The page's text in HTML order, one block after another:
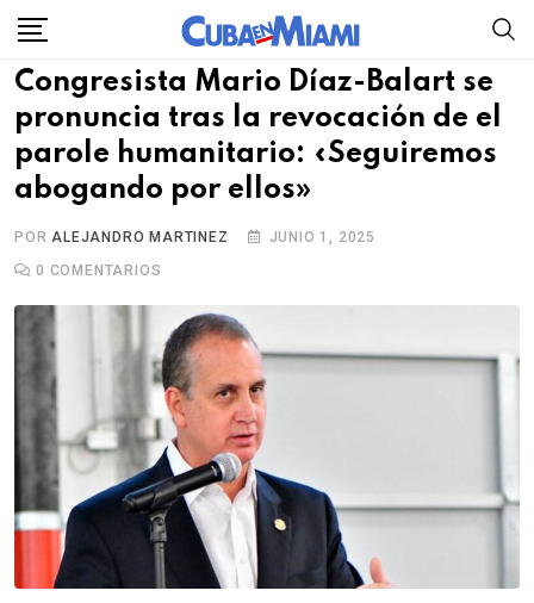
Skip
content
Congresista Mario Díaz-Balart se
pronuncia tras la revocación de el
parole humanitario: «Seguiremos
abogando por ellos»
PORALEJANDRO MARTINEZ
JUNIO 1, 2025
0 COMENTARIOS